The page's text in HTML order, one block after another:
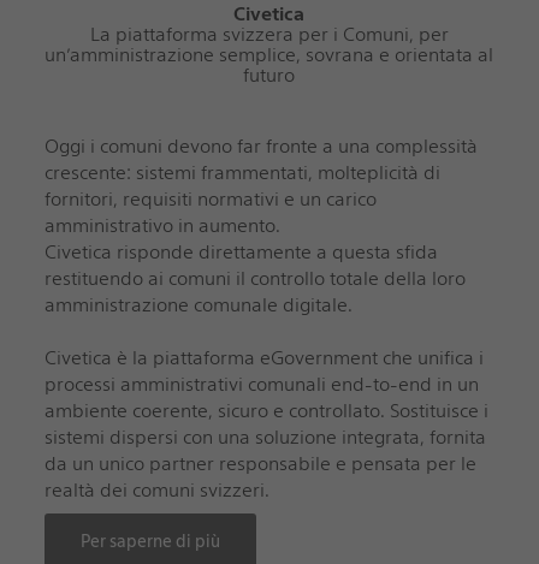
Civetica
La piattaforma svizzera per i Comuni, per
un’amministrazione semplice, sovrana e orientata al
futuro
Oggi i comuni devono far fronte a una complessità
crescente: sistemi frammentati, molteplicità di
fornitori, requisiti normativi e un carico
amministrativo in aumento.
Civetica risponde direttamente a questa sfida
restituendo ai comuni il controllo totale della loro
amministrazione comunale digitale.
Civetica è la piattaforma eGovernment che unifica i
processi amministrativi comunali end-to-end in un
ambiente coerente, sicuro e controllato. Sostituisce i
sistemi dispersi con una soluzione integrata, fornita
da un unico partner responsabile e pensata per le
realtà dei comuni svizzeri.
Per saperne di più